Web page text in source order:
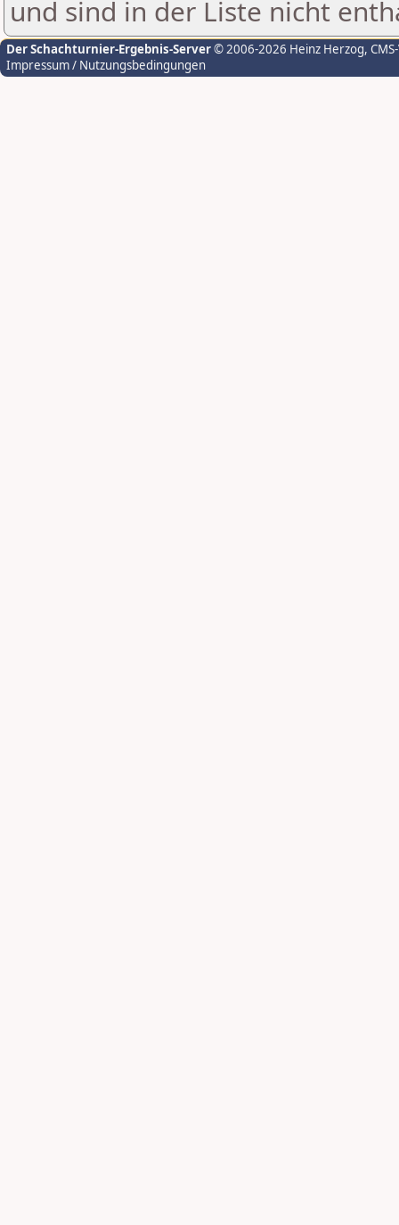
und sind in der Liste nicht
Der Schachturnier-Ergebnis-Server© 2006-2026 Heinz Herzog,
Impressum / Nutzungsbedingungen